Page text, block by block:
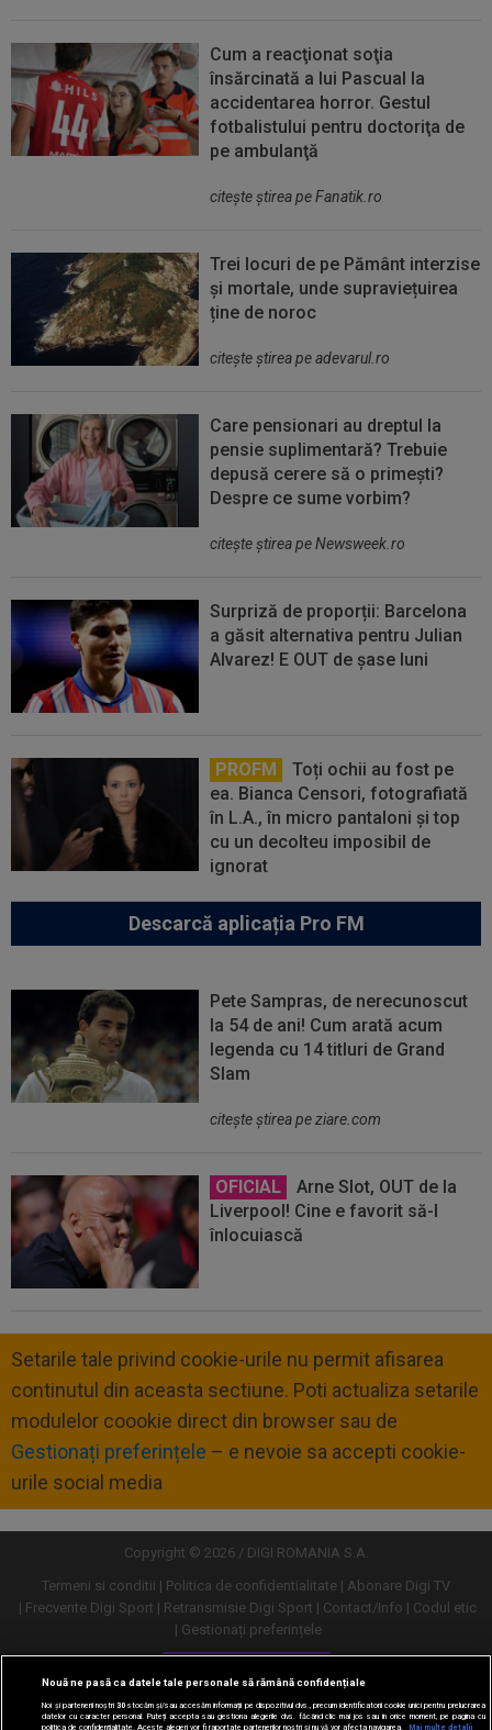
Cum a reacţionat soţia
însărcinată a lui Pascual la
accidentarea horror. Gestul
fotbalistului pentru doctoriţa de
pe ambulanţă
citeşte ştirea pe Fanatik.ro
Trei locuri de pe Pământ interzise
și mortale, unde supraviețuirea
ține de noroc
citeşte ştirea pe adevarul.ro
Care pensionari au dreptul la
pensie suplimentară? Trebuie
depusă cerere să o primești?
Despre ce sume vorbim?
citeşte ştirea pe Newsweek.ro
Surpriză de proporții: Barcelona
a găsit alternativa pentru Julian
Alvarez! E OUT de șase luni
PROFM
Toți ochii au fost pe
ea. Bianca Censori, fotografiată
în L.A., în micro pantaloni și top
cu un decolteu imposibil de
ignorat
Descarcă aplicația Pro FM
Pete Sampras, de nerecunoscut
la 54 de ani! Cum arată acum
legenda cu 14 titluri de Grand
Slam
citeşte ştirea pe ziare.com
OFICIAL
Arne Slot, OUT de la
Liverpool! Cine e favorit să-l
înlocuiască
Setarile tale privind cookie-urile nu permit afisarea
continutul din aceasta sectiune. Poti actualiza setarile
modulelor coookie direct din browser sau de
Gestionați preferințele – e nevoie sa accepti cookie-
urile social media
Copyright © 2026 / DIGI ROMANIA S.A.
Termeni si conditii
Politica de confidentialitate
Abonare Digi TV
Frecvente Digi Sport
Retransmisie Digi Sport Contact/Info
Codul etic
Gestionați preferințele
Versiune desktop
Nouă ne pasă ca datele tale personale să rămână confidențiale
Noi și partenerii noștri30stocăm și/sau accesăm informații pe dispozitivul dvs., precum identificatorii cookie unici pentru prelucrarea
datelor cu caracter personal. Puteți accepta sau gestiona alegerile dvs. făcând clic mai jos sau în orice moment, pe pagina cu
politica de confidențialitate. Aceste alegeri vor fi raportate partenerilor noștri și nu vă vor afecta navigarea.
Mai multe detalii